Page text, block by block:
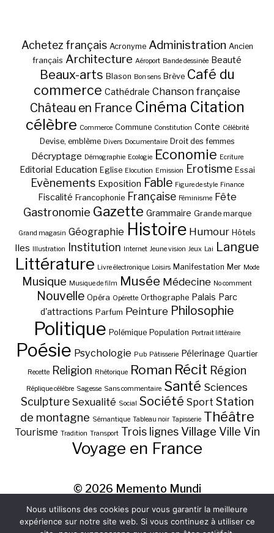
Achetez français Acronyme Administration Ancien
français Architecture Aéroport Bande dessinée Beauté
Beaux-arts Blason Bon sens Brève Café du
commerce Cathédrale Chanson française
Château en France Cinéma Citation
célèbre Commerce Commune Constitution Conte Célébrité
Devise, emblème Divers Documentaire Droit des femmes
Décryptage Démographie Ecologie Economie Ecriture
Editorial Education Eglise Elocution Emission Erotisme Essai
Evènements Exposition Fable Figure de style Finance
Fiscalité Francophonie Française Féminisme Fête
Gastronomie Gazette Grammaire Grande marque
Grand magasin Géographie Histoire Humour Hôtels
Iles Illustration Institution Internet Jeune vision Jeux Lai Langue
Littérature Livre électronique Loisirs Manifestation Mer Mode
Musique Musique de film Musée Médecine No comment
Nouvelle Opéra Opérette Orthographe Palais Parc
d'attractions Parfum Peinture Philosophie
Politique Polémique Population Portrait littéraire
Poésie Psychologie Pub Pâtisserie Pélerinage Quartier
Recette Religion Rhétorique Roman Récit Région
Réplique célèbre Sagesse Sans commentaire Santé Sciences
Sculpture Sexualité Social Société Sport Station
de montagne Sémantique Tableau noir Tapisserie Théâtre
Tourisme Tradition Transport Trois lignes Village Ville Vin
Voyage en France
© 2026 Memento Mundi
Nous utilisons des cookies pour vous garantir la meilleure
expérience sur notre site web. Si vous continuez à utiliser ce